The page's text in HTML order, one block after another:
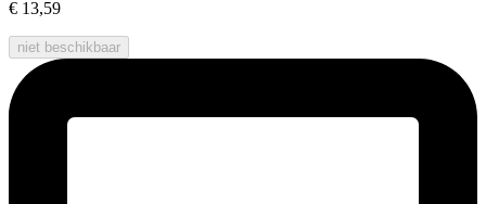
€ 13,59
niet beschikbaar